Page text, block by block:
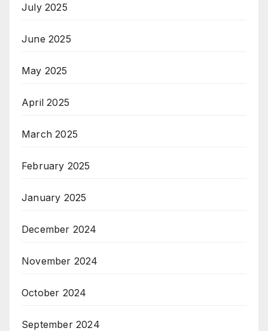
July 2025
June 2025
May 2025
April 2025
March 2025
February 2025
January 2025
December 2024
November 2024
October 2024
September 2024